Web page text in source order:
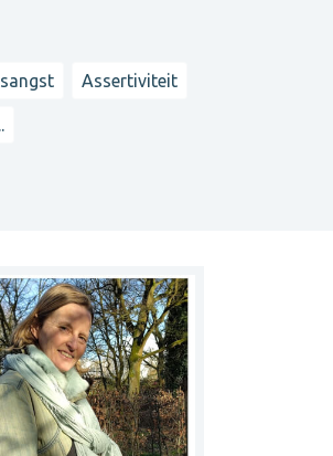
Assertiviteit